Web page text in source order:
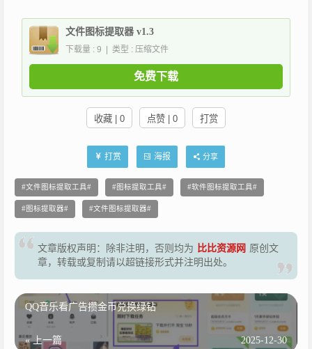
文件图标提取器 v1.3
下载量 : 9 | 类型 : 压缩文件
免费下载
收藏 | 0 点赞 | 0 打赏
打赏 海报 分享
文件图标提取工具 图标提取工具 软件图标提取工具
图标提取器 文件图标提取器
文章版权声明：除非注明，否则均为 比比资源网 原创文
章，转载或复制请以超链接形式并注明出处。
QQ音乐看广告攒金币兑换绿钻
« 上一篇 2025-12-30